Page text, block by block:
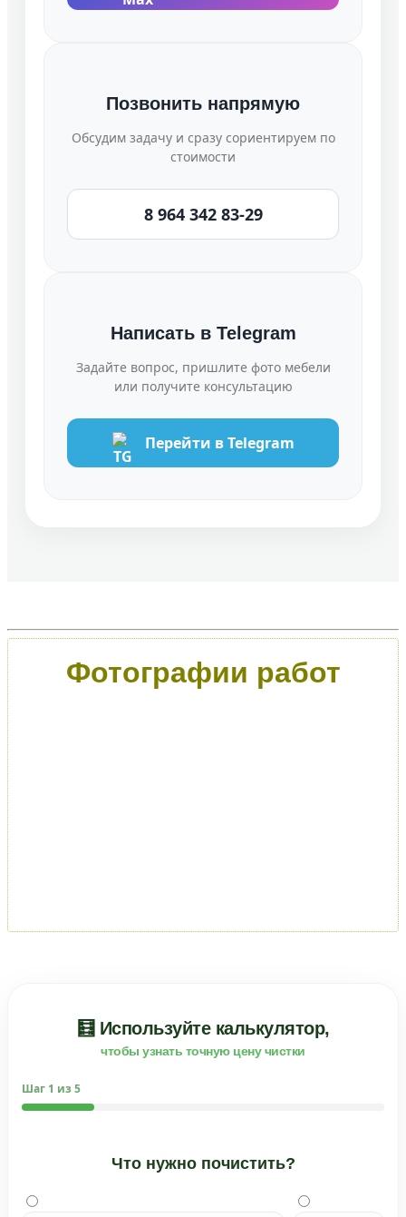
Позвонить напрямую
Обсудим задачу и сразу сориентируем по
стоимости
8 964 342 83-29
Написать в Telegram
Задайте вопрос, пришлите фото мебели
или получите консультацию
Перейти в Telegram
Фотографии работ
🧮 Используйте калькулятор,
чтобы узнать точную цену чистки
Шаг 1 из 5
Что нужно почистить?